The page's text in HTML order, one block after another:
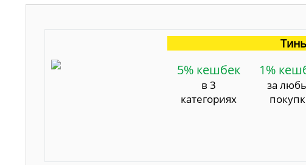
5% кешбек
в 3
категориях
1%
за